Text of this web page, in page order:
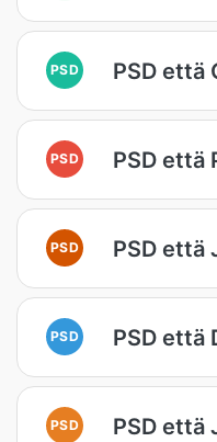
PSD PSD että
PSD PSD että
PSD PSD että
PSD PSD että
PSD PSD että